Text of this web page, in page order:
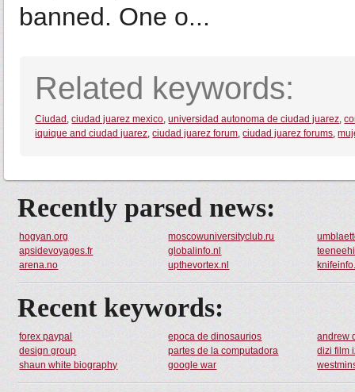
banned. One o...
Related keywords:
Ciudad ,ciudad juarez mexico,universidad autonoma de ciudad juarez,
iquique and ciudad juarez,ciudad juarez forum,ciudad juarez forums,
Recently parsed news:
hogyan.org moscowuniversityclub.ru
apsidevoyages.fr
globalinfo.nl
arena.no
upthevortex.nl
Recent keywords:
forex paypal epoca de dinosaurios
andrew
design group
partes de la computadora
dizi film
shaun white biography
google war